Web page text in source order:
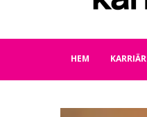
HEM KARRIÄR